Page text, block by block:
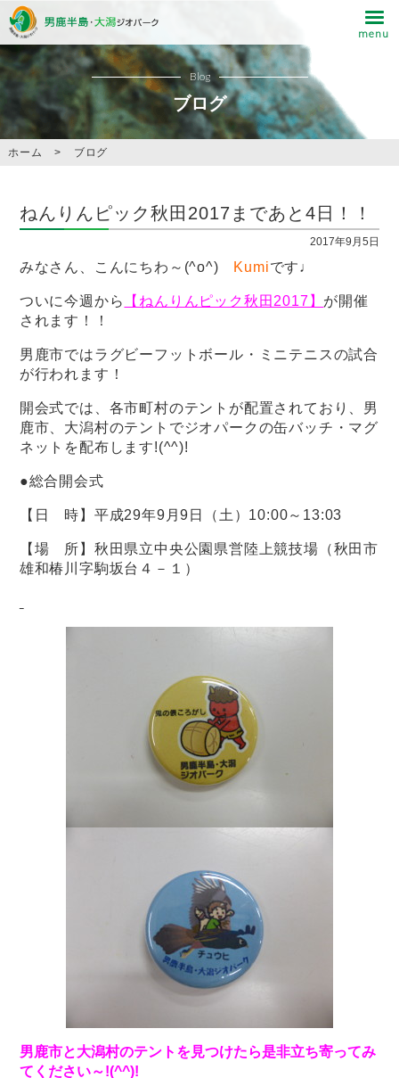
Blog
ブログ
ホーム > ブログ
ねんりんピック秋田2017まであと4日！！
2017年9月5日
みなさん、こんにちわ～(^o^) Kumiです♩
ついに今週から 【ねんりんピック秋田2017】 が開催
されます！！
男鹿市ではラグビーフットボール・ミニテニスの試合
が行われます！
開会式では、各市町村のテントが配置されており、男
鹿市、大潟村のテントでジオパークの缶バッチ・マグ
ネットを配布します!(^^)!
●総合開会式
【日 時】平成29年9月9日（土）10:00～13:03
【場 所】秋田県立中央公園県営陸上競技場（秋田市
雄和椿川字駒坂台４－１）
男鹿市と大潟村のテントを見つけたら是非立ち寄ってみ
てください～!(^^)!